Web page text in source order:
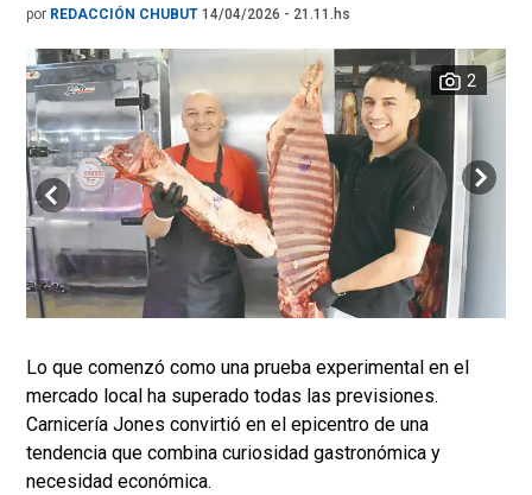
por REDACCIÓN CHUBUT 14/04/2026 - 21.11.hs
2
Lo que comenzó como una prueba experimental en el
mercado local ha superado todas las previsiones.
Carnicería Jones convirtió en el epicentro de una
tendencia que combina curiosidad gastronómica y
necesidad económica.